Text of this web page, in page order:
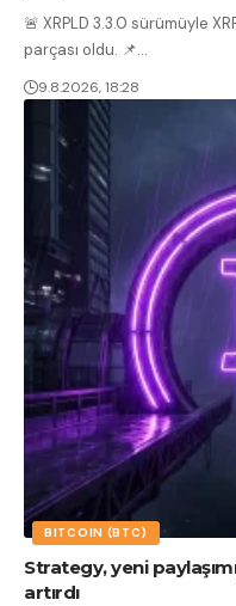
🚨 XRPLD 3.3.0 sürümüyle
parçası oldu. 📌…
9.8.2026, 18:28
BITCOIN (BTC)
Strategy, yeni
artırdı